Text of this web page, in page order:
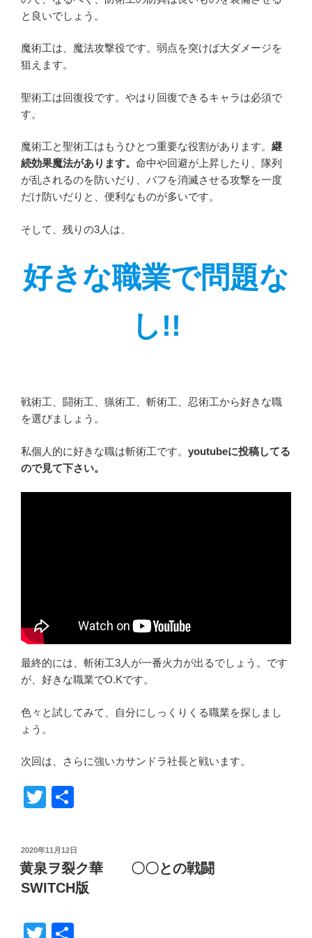
と良いでしょう。
魔術工は、魔法攻撃役です。弱点を突けば大ダメージを
狙えます。
聖術工は回復役です。やはり回復できるキャラは必須で
す。
魔術工と聖術工はもうひとつ重要な役割があります。 継
続効果魔法があります。 命中や回避が上昇したり、隊列
が乱されるのを防いだり、バフを消滅させる攻撃を一度
だけ防いだりと、便利なものが多いです。
そして、残りの3人は、
好きな職業で問題な
し!!
戦術工、闘術工、猟術工、斬術工、忍術工から好きな職
を選びましょう。
私個人的に好きな職は斬術工です。 youtubeに投稿してる
ので見て下さい。
最終的には、斬術工3人が一番火力が出るでしょう。です
が、好きな職業でO.Kです。
色々と試してみて、自分にしっくりくる職業を探しまし
ょう。
次回は、さらに強いカサンドラ社長と戦います。
T
tt
er
投
稿
日:
2020年11月12日
黄泉ヲ裂ク華 〇〇との戦闘
SWITCH版